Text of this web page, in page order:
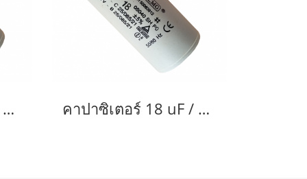
คาปาซิเตอร์ 10 uF / 450 V คาปาซิเตอร์ 18 uF / 450 V